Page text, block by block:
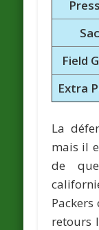
Field
Extra
La
mais il
de
Packers
retours